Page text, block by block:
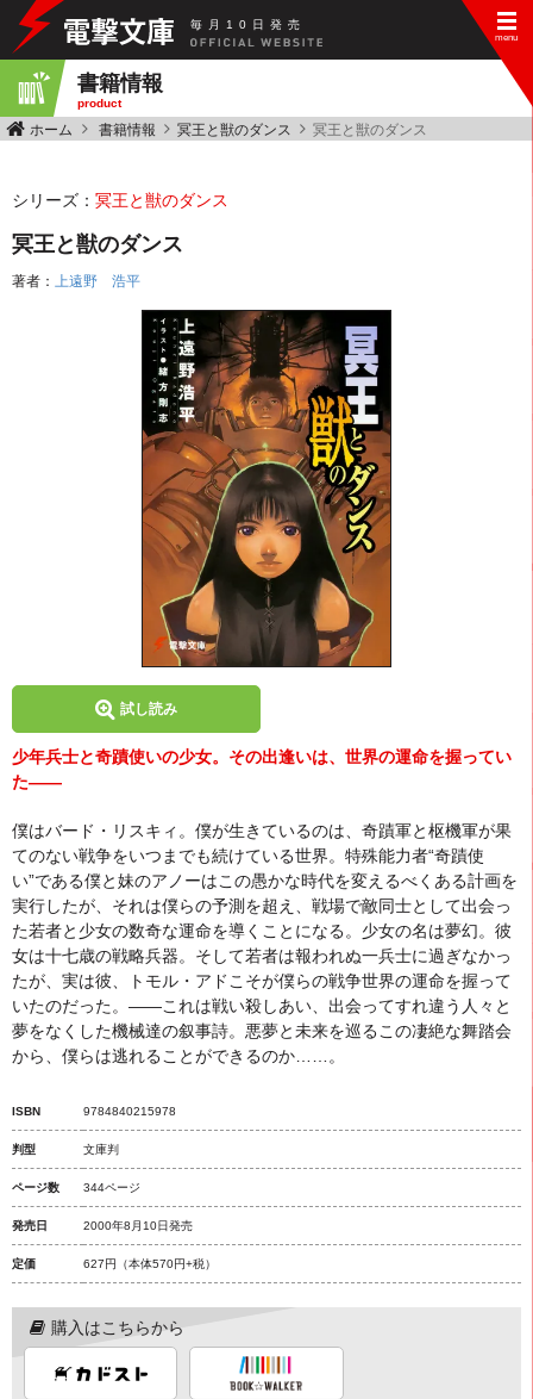
毎 月 10 日 発 売
書籍情報
product
ホーム 書籍情報 冥王と獣のダンス 冥王と獣のダンス
シリーズ： 冥王と獣のダンス
冥王と獣のダンス
著者： 上遠野 浩平
試し読み
少年兵士と奇蹟使いの少女。その出逢いは、世界の運命を握ってい
た――
僕はバード・リスキィ。僕が生きているのは、奇蹟軍と枢機軍が果
てのない戦争をいつまでも続けている世界。特殊能力者“奇蹟使
い”である僕と妹のアノーはこの愚かな時代を変えるべくある計画を
実行したが、それは僕らの予測を超え、戦場で敵同士として出会っ
た若者と少女の数奇な運命を導くことになる。少女の名は夢幻。彼
女は十七歳の戦略兵器。そして若者は報われぬ一兵士に過ぎなかっ
たが、実は彼、トモル・アドこそが僕らの戦争世界の運命を握って
いたのだった。――これは戦い殺しあい、出会ってすれ違う人々と
夢をなくした機械達の叙事詩。悪夢と未来を巡るこの凄絶な舞踏会
から、僕らは逃れることができるのか……。
ISBN 9784840215978
判型 文庫判
ページ数 344ページ
発売日 2000年8月10日発売
定価 627円 （本体570円+税）
購入はこちらから